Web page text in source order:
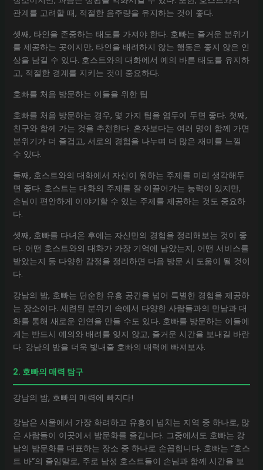
관계를 고려할 때, 적절한 음주량을 유지하는 것이 좋다.
셋째, 타인을 존중하는 태도를 가져야 한다. 호빠는 즐거운 분위기
를 제공하는 곳이지만, 타인을 배려하지 않는 행동은 좋지 않은 인
상을 남길 수 있다. 호스트와의 대화에서 예의 바른 태도를 유지하
고, 적절한 경계를 지키는 것이 중요하다.
호빠를 처음 방문하는 이들을 위한 팁
호빠를 처음 방문하는 경우, 몇 가지 팁을 염두에 두면 좋다. 첫째,
친구와 함께 가는 것을 추천한다. 혼자보다는 여러 명이 함께 가면
분위기가 더 즐겁고, 서로의 경험을 나누며 더 많은 재미를 느낄
수 있다.
둘째, 호스트와의 대화에서 자신이 원하는 주제를 미리 생각해두
면 좋다. 호스트는 대화의 주제를 잘 이끌어가는 능력이 있지만,
손님이 편안하게 이야기할 수 있는 주제를 제공하는 것도 중요하
다.
셋째, 호빠를 다녀온 후에는 자신만의 경험을 정리해보는 것이 좋
다. 어떤 호스트와의 대화가 가장 기억에 남았는지, 어떤 서비스를
받았는지 등 다양한 감정을 정리하면 다음 방문 시 도움이 될 것이
다.
강남의 밤, 호빠는 단순한 유흥 공간을 넘어 특별한 경험을 제공하
는 장소이다. 세련된 분위기 속에서 다양한 사람들과의 만남과 대
화를 통해 새로운 인연을 만들 수도 있다. 호빠를 방문하는 이들에
게는 반드시 예의와 배려를 잊지 않고, 즐거운 시간을 보내길 바란
다. 강남의 밤을 더욱 빛내줄 호빠의 매력에 빠져보자.
2. 호빠의 매력 탐구
강남의 밤, 호빠의 매력에 빠지다!
강남은 서울에서 가장 화려하고 유흥이 넘치는 지역 중 하나로, 많
은 사람들이 이곳에서 밤문화를 즐깁니다. 그중에서도 호빠는 강
남의 밤문화를 대표하는 장소 중 하나로 손꼽힙니다. 호빠는 “호스
트 바”의 줄임말로, 주로 남성 호스트들이 손님과 함께 시간을 보